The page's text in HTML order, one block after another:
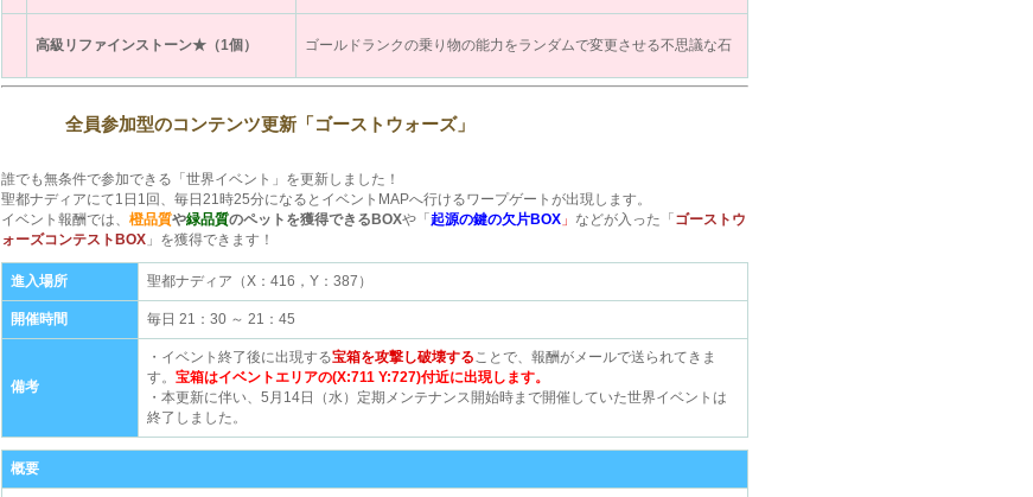
高級リファインストーン★（1個） ゴールドランクの乗り物の能力をランダムで変更させる不思議な石
全員参加型のコンテンツ更新「ゴーストウォーズ」
誰でも無条件で参加できる「世界イベント」を更新しました！
聖都ナディアにて1日1回、毎日21時25分になるとイベントMAPへ行けるワープゲートが出現します。
イベント報酬では、 橙品質や緑品質のペットを獲得できるBOXや「 起源の鍵の欠片BOX」 などが入った「 ゴーストウ
ォーズコンテストBOX」を獲得できます！
進入場所 聖都ナディア（X：416，Y：387）
開催時間 毎日 21：30 ～ 21：45
備考
・イベント終了後に出現する宝箱を攻撃し破壊することで、報酬がメールで送られてきま
す。 宝箱はイベントエリアの(X:711 Y:727)付近に出現します。
・本更新に伴い、5月14日（水）定期メンテナンス開始時まで開催していた世界イベントは
終了しました。
概要